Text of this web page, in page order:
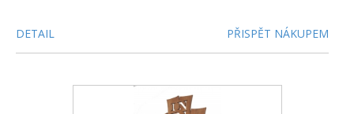
DETAIL PŘISPĚT NÁKUPEM